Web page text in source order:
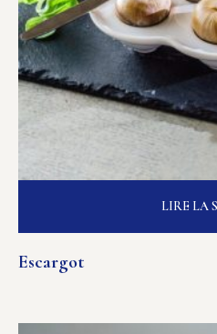
Escargot
LIRE LA